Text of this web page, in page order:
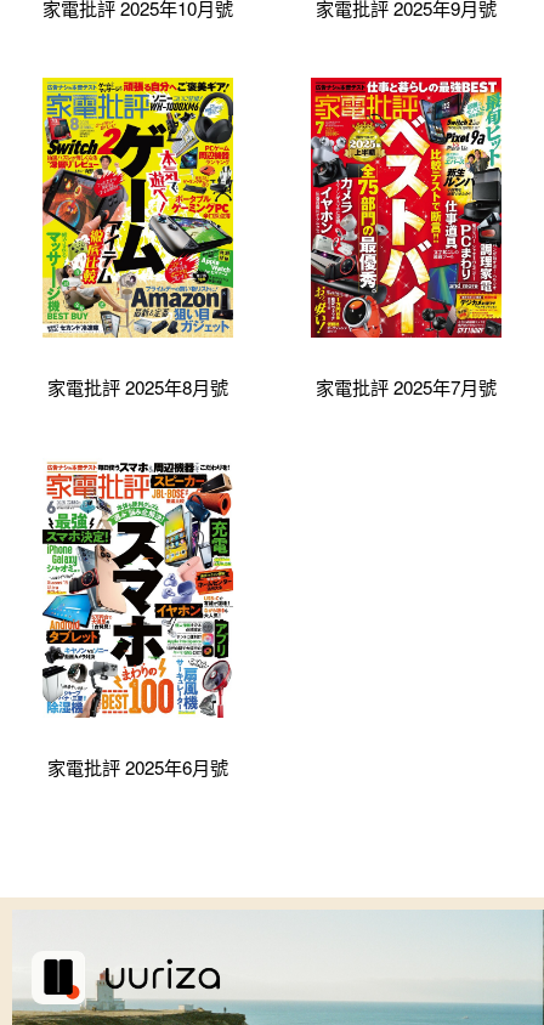
家電批評 2025年10月號 家電批評 2025年9月號
家電批評 2025年8月號 家電批評 2025年7月號
家電批評 2025年6月號